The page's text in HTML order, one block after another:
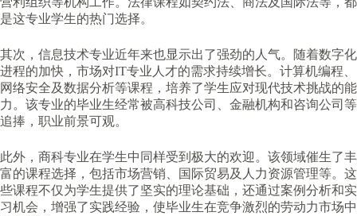
是这专业学生的热门选择。
其次，信息技术专业近年来也显示出了强劲的人气。随着数字化
进程的加快，市场对IT专业人才的需求持续增长。计算机编程、
网络安全及数据分析等课程，培养了学生应对现代技术挑战的能
力。该专业的毕业生经常被高科技公司、金融机构和咨询公司等
追捧，职业前景可观。
此外，商科专业在学生中同样受到极大的欢迎。该领域催生了丰
富的课程选择，包括市场营销、国际贸易及人力资源管理等。这
些课程不仅为学生提供了坚实的理论基础，还通过案例分析和实
习机会，增强了实践经验，使毕业生在竞争激烈的劳动力市场中